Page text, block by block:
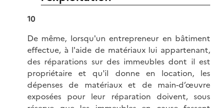
10
De même, lorsqu'un entrepreneur en bâtiment
effectue, à l'aide de matériaux lui appartenant,
des réparations sur des immeubles dont il est
propriétaire et qu'il donne en location, les
dépenses de matériaux et de main-d’œuvre
exposées pour leur réparation doivent, sous